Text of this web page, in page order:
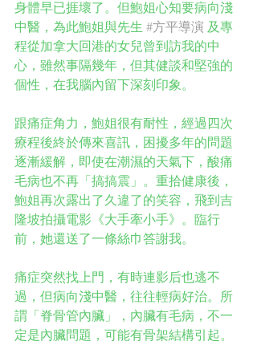
身體早已捱壞了。但鮑姐心知要病向淺
中醫，為此鮑姐與先生 #方平導演 及專
程從加拿大回港的女兒曾到訪我的中
心，雖然事隔幾年，但其健談和堅強的
個性，在我腦內留下深刻印象。
跟痛症角力，鮑姐很有耐性，經過四次
療程後終於傳來喜訊，困擾多年的問題
逐漸緩解，即使在潮濕的天氣下，酸痛
毛病也不再「搞搞震」。重拾健康後，
鮑姐再次露出了久違了的笑容，飛到吉
隆坡拍攝電影《大手牽小手》。臨行
前，她還送了一條絲巾答謝我。
痛症突然找上門，有時連影后也逃不
過，但病向淺中醫，往往輕病好治。所
謂「脊骨管內臟」，內臟有毛病，不一
定是內臟問題，可能有骨架結構引起。